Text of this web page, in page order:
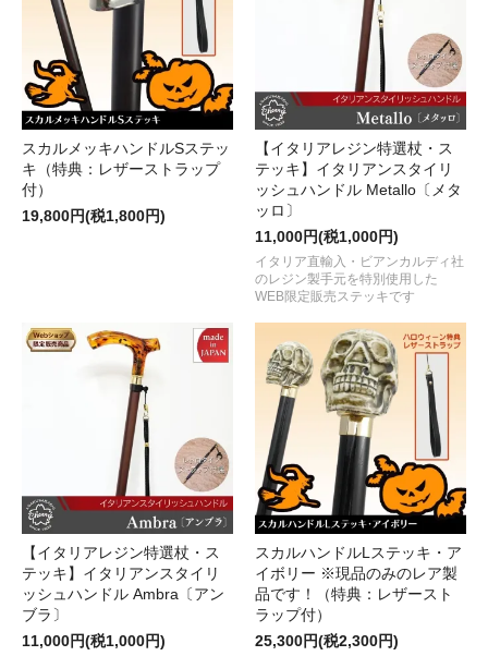
スカルメッキハンドルSステッ
キ（特典：レザーストラップ
付）
19,800円(税1,800円)
【イタリアレジン特選杖・ス
テッキ】イタリアンスタイリ
ッシュハンドル Metallo〔メタ
ッロ〕
11,000円(税1,000円)
イタリア直輸入・ビアンカルディ社
のレジン製手元を特別使用した
WEB限定販売ステッキです
【イタリアレジン特選杖・ス
テッキ】イタリアンスタイリ
ッシュハンドル Ambra〔アン
ブラ〕
11,000円(税1,000円)
スカルハンドルLステッキ・ア
イボリー ※現品のみのレア製
品です！（特典：レザースト
ラップ付）
25,300円(税2,300円)